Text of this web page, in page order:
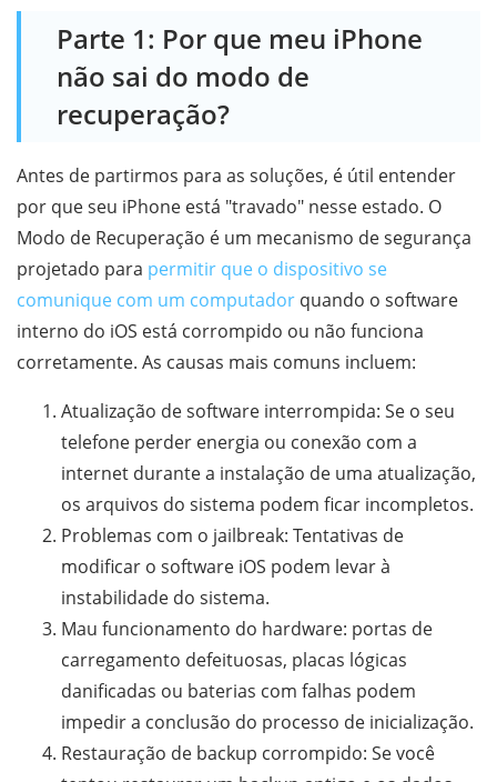
Parte 1: Por que meu iPhone
não sai do modo de
recuperação?
Antes de partirmos para as soluções, é útil entender
por que seu iPhone está "travado" nesse estado. O
Modo de Recuperação é um mecanismo de segurança
projetado para permitir que o dispositivo se
comunique com um computador quando o software
interno do iOS está corrompido ou não funciona
corretamente. As causas mais comuns incluem:
Atualização de software interrompida: Se o seu
telefone perder energia ou conexão com a
internet durante a instalação de uma atualização,
os arquivos do sistema podem ficar incompletos.
Problemas com o jailbreak: Tentativas de
modificar o software iOS podem levar à
instabilidade do sistema.
Mau funcionamento do hardware: portas de
carregamento defeituosas, placas lógicas
danificadas ou baterias com falhas podem
impedir a conclusão do processo de inicialização.
Restauração de backup corrompido: Se você